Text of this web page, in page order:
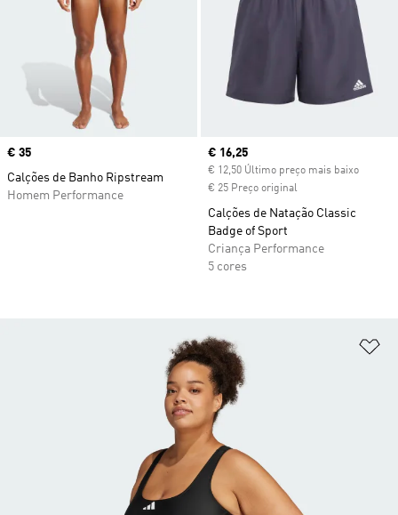
Price
€ 35
Calções de Banho Ripstream
Homem Performance
Current price
€ 16,25
€ 12,50 Último preço mais baixo
€ 25 Preço original
Calções de Natação Classic
Badge of Sport
Criança Performance
5 cores